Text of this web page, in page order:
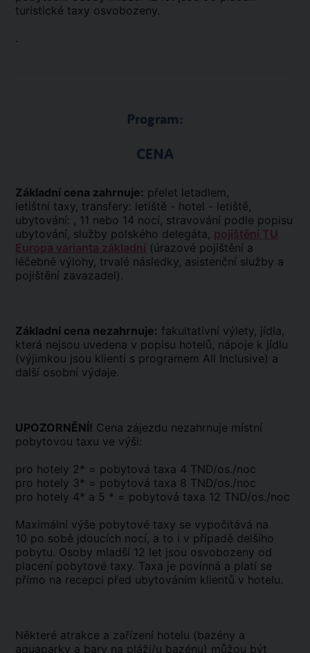
turistické taxy osvobozeny.
.
Program:
CENA
Základní cena zahrnuje: přelet letadlem,
letištní taxy, transfery: letiště - hotel - letiště,
ubytování: , 11 nebo 14 nocí, stravování podle popisu
ubytování, služby polského delegáta, pojištění TU
Europa varianta základní (úrazové pojištění a
léčebné výlohy, trvalé následky, asistenční služby a
pojištění zavazadel).
Základní cena nezahrnuje: fakultativní výlety, jídla,
která nejsou uvedena v popisu hotelů, nápoje k jídlu
(výjimkou jsou klienti s programem All Inclusive) a
další osobní výdaje.
UPOZORNĚNÍ! Cena zájezdu nezahrnuje místní
pobytovou taxu ve výši:
pro hotely 2* = pobytová taxa 4 TND/os./noc
pro hotely 3* = pobytová taxa 8 TND/os./noc
pro hotely 4* a 5 * = pobytová taxa 12 TND/os./noc
Maximální výše pobytové taxy se vypočítává na
10 po sobě jdoucích nocí, a to i v případě delšího
pobytu. Osoby mladší 12 let jsou osvobozeny od
placení pobytové taxy. Taxa je povinná a platí se
přímo na recepci před ubytováním klientů v hotelu.
Některé atrakce a zařízení hotelu (bazény a
aquaparky a bary na pláži/u bazénu) můžou být